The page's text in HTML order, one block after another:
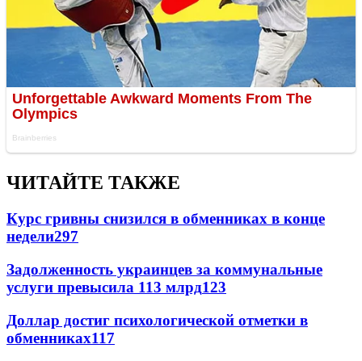
ЧИТАЙТЕ ТАКЖЕ
Курс гривны снизился в обменниках в конце
недели297
Задолженность украинцев за коммунальные
услуги превысила 113 млрд123
Доллар достиг психологической отметки в
обменниках117